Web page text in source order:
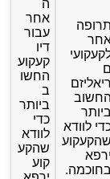
תרופה
ם
ריאליזם
החשוב
ביותר
לוודא
שהקעקוע
ירפא
בחוכמה.
ה
אחר
עבור
דיו
קעקוע
החשו
ב
ביותר
כדי
לוודא
שהקע
קוע